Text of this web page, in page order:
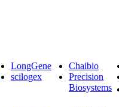
LongGene Chaibio
scilogex
Precision
Biosystems